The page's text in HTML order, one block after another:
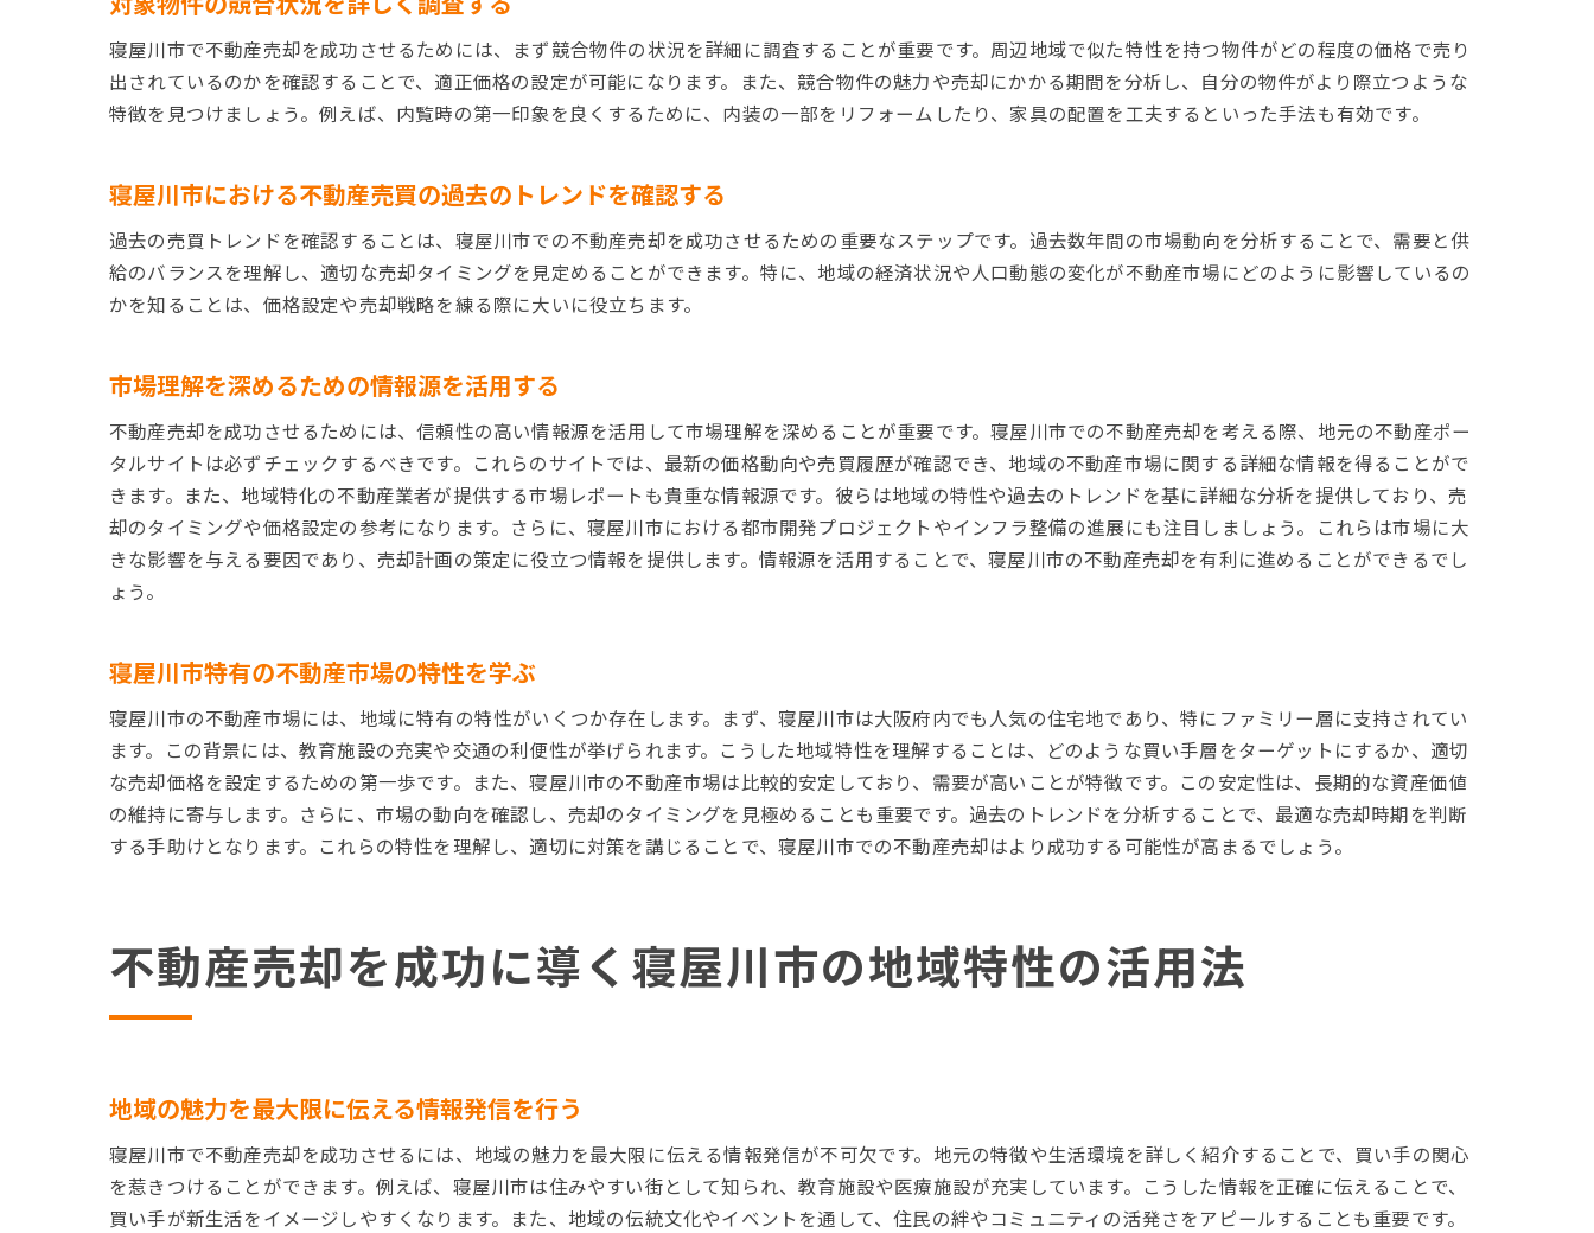
成功したケーススタディから得られる洞察
不動産業者からの実践的なアドバイス
成功事例の共通点を活かした売却戦略
価格交渉を有利に進めるためのポイント
市場価値を最大化するための物件の改善策
売却戦略におけるタイミングの重要性
効果的な広告と宣伝による顧客獲得法
不動産売却で重要な寝屋川市の市場データ活用法
価格設定の基準としての市場データの活用法
競合物件の価格動向を分析する方法
市場データをもとにした適正価格の決定
売却期間を短縮するためのデータ分析術
寝屋川市の不動産売却で高価格を狙うための準備法
物件の魅力を引き出すためのクリーニングと修繕
買い手に訴求するためのステージング技術
売却前に行う市場価値評価の重要性
宣伝効果を高めるための写真撮影のコツ
寝屋川市で不動産売却を成功させるためのプロの視点
プロが教える成功へのステップと心構え
専門家から学ぶトラブル回避の手法
売却成功に導くためのプロのテクニック
寝屋川市で不動産売却を成功させるためには、まず競合物件の状況を詳細に調査することが重要です。周辺地域で似た特性を持つ物件がどの程度の価格で売り
出されているのかを確認することで、適正価格の設定が可能になります。また、競合物件の魅力や売却にかかる期間を分析し、自分の物件がより際立つような
特徴を見つけましょう。例えば、内覧時の第一印象を良くするために、内装の一部をリフォームしたり、家具の配置を工夫するといった手法も有効です。
寝屋川市における不動産売買の過去のトレンドを確認する
過去の売買トレンドを確認することは、寝屋川市での不動産売却を成功させるための重要なステップです。過去数年間の市場動向を分析することで、需要と供
給のバランスを理解し、適切な売却タイミングを見定めることができます。特に、地域の経済状況や人口動態の変化が不動産市場にどのように影響しているの
かを知ることは、価格設定や売却戦略を練る際に大いに役立ちます。
市場理解を深めるための情報源を活用する
不動産売却を成功させるためには、信頼性の高い情報源を活用して市場理解を深めることが重要です。寝屋川市での不動産売却を考える際、地元の不動産ポー
タルサイトは必ずチェックするべきです。これらのサイトでは、最新の価格動向や売買履歴が確認でき、地域の不動産市場に関する詳細な情報を得ることがで
きます。また、地域特化の不動産業者が提供する市場レポートも貴重な情報源です。彼らは地域の特性や過去のトレンドを基に詳細な分析を提供しており、売
却のタイミングや価格設定の参考になります。さらに、寝屋川市における都市開発プロジェクトやインフラ整備の進展にも注目しましょう。これらは市場に大
きな影響を与える要因であり、売却計画の策定に役立つ情報を提供します。情報源を活用することで、寝屋川市の不動産売却を有利に進めることができるでし
ょう。
寝屋川市特有の不動産市場の特性を学ぶ
寝屋川市の不動産市場には、地域に特有の特性がいくつか存在します。まず、寝屋川市は大阪府内でも人気の住宅地であり、特にファミリー層に支持されてい
ます。この背景には、教育施設の充実や交通の利便性が挙げられます。こうした地域特性を理解することは、どのような買い手層をターゲットにするか、適切
な売却価格を設定するための第一歩です。また、寝屋川市の不動産市場は比較的安定しており、需要が高いことが特徴です。この安定性は、長期的な資産価値
の維持に寄与します。さらに、市場の動向を確認し、売却のタイミングを見極めることも重要です。過去のトレンドを分析することで、最適な売却時期を判断
する手助けとなります。これらの特性を理解し、適切に対策を講じることで、寝屋川市での不動産売却はより成功する可能性が高まるでしょう。
不動産売却を成功に導く寝屋川市の地域特性の活用法
地域の魅力を最大限に伝える情報発信を行う
寝屋川市で不動産売却を成功させるには、地域の魅力を最大限に伝える情報発信が不可欠です。地元の特徴や生活環境を詳しく紹介することで、買い手の関心
を惹きつけることができます。例えば、寝屋川市は住みやすい街として知られ、教育施設や医療施設が充実しています。こうした情報を正確に伝えることで、
買い手が新生活をイメージしやすくなります。また、地域の伝統文化やイベントを通して、住民の絆やコミュニティの活発さをアピールすることも重要です。